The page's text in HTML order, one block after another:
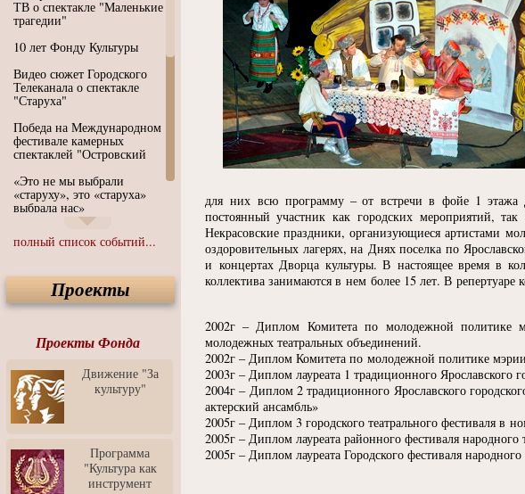
ТВ о спектакле "Маленькие
трагедии"
10 лет Фонду Культуры
Видео сюжет Городского
Телеканала о спектакле
"Старуха"
Победа на Международном
фестивале камерных
спектаклей "Островский
«Это не мы выбрали
«старуху», это «старуха»
выбрала нас»
Иммерсивный спектакль
"Язык чистого полета
Спектакль "Крик" в Музее
Современного Искусства
современного искусства от
Медиа-школа "ФОКУС"
Моноспектакль
"Вертинский. Исповедь
Барона"
"Притяжение" в центре
ЛЕКСУС - ЯРОСЛАВЛЬ
Презентация выставки
полный список событий...
Проекты
Проекты Фонда
Движение "За
культуру"
Программа
"Культура как
инструмент
для них всю программу – от встречи в фойе 1 этажа
постоянный участник как городских мероприятий,
Некрасовские праздники, организующиеся артистами
оздоровительных лагерях, на Днях поселка по
и концертах Дворца культуры. В настоящее время в
коллектива занимаются в нем более 15 лет. В
2002г – Диплом Комитета по молодежной политике
молодежных театральных объединений.
2002г – Диплом Комитета по молодежной политике
2003г – Диплом лауреата 1 традиционного Ярославского
2004г – Диплом 2 традиционного Ярославского
актерский ансамбль»
2005г – Диплом 3 городского театрального фестиваля в
2005г – Диплом лауреата районного фестиваля народного
2005г – Диплом лауреата Городского фестиваля народного